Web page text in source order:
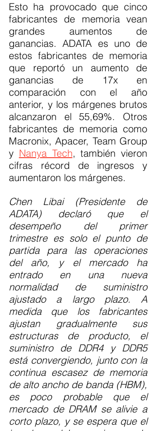
Esto ha provocado que cinco
fabricantes de memoria vean
grandes aumentos de
ganancias. ADATA es uno de
estos fabricantes de memoria
que reportó un aumento de
ganancias de 17x en
comparación con el año
anterior, y los márgenes brutos
alcanzaron el 55,69%. Otros
fabricantes de memoria como
Macronix, Apacer, Team Group
y Nanya Tech, también vieron
cifras récord de ingresos y
aumentaron los márgenes.
Chen Libai (Presidente de
ADATA) declaró que el
desempeño del primer
trimestre es solo el punto de
partida para las operaciones
del año, y el mercado ha
entrado en una nueva
normalidad de suministro
ajustado a largo plazo. A
medida que los fabricantes
ajustan gradualmente sus
estructuras de producto, el
suministro de DDR4 y DDR5
está convergiendo, junto con la
continua escasez de memoria
de alto ancho de banda (HBM),
es poco probable que el
mercado de DRAM se alivie a
corto plazo, y se espera que el